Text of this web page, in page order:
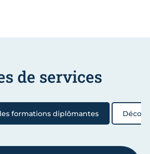
de services
formations diplômantes